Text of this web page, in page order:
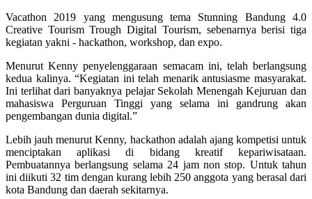
Vacathon 2019 yang mengusung tema Stunning Bandung 4.0
Creative Tourism Trough Digital Tourism, sebenarnya berisi tiga
kegiatan yakni - hackathon, workshop, dan expo.
Menurut Kenny penyelenggaraan semacam ini, telah berlangsung
kedua kalinya. “Kegiatan ini telah menarik antusiasme masyarakat.
Ini terlihat dari banyaknya pelajar Sekolah Menengah Kejuruan dan
mahasiswa Perguruan Tinggi yang selama ini gandrung akan
pengembangan dunia digital.”
Lebih jauh menurut Kenny, hackathon adalah ajang kompetisi untuk
menciptakan aplikasi di bidang kreatif kepariwisataan.
Pembuatannya berlangsung selama 24 jam non stop. Untuk tahun
ini diikuti 32 tim dengan kurang lebih 250 anggota yang berasal dari
kota Bandung dan daerah sekitarnya.